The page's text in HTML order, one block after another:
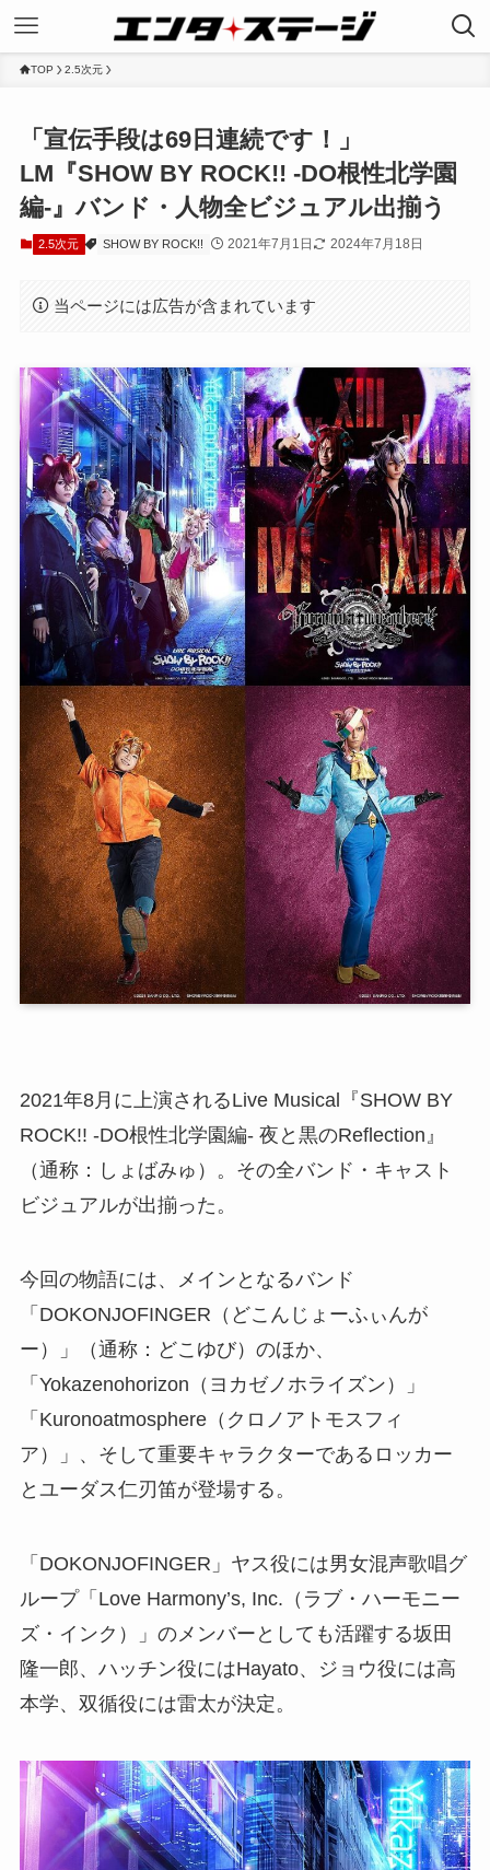
TOP 2.5次元
「宣伝手段は69日連続です！」
LM『SHOW BY ROCK!! -DO根性北学園
編-』バンド・人物全ビジュアル出揃う
2.5次元 SHOW BY ROCK!! 2021年7月1日 2024年7月18日
当ページには広告が含まれています
2021年8月に上演されるLive Musical『SHOW BY
ROCK!! -DO根性北学園編- 夜と黒のReflection』
（通称：しょばみゅ）。その全バンド・キャスト
ビジュアルが出揃った。
今回の物語には、メインとなるバンド
「DOKONJOFINGER（どこんじょーふぃんが
ー）」（通称：どこゆび）のほか、
「Yokazenohorizon（ヨカゼノホライズン）」
「Kuronoatmosphere（クロノアトモスフィ
ア）」、そして重要キャラクターであるロッカー
とユーダス仁刃笛が登場する。
「DOKONJOFINGER」ヤス役には男女混声歌唱グ
ループ「Love Harmony’s, Inc.（ラブ・ハーモニー
ズ・インク）」のメンバーとしても活躍する坂田
隆一郎、ハッチン役にはHayato、ジョウ役には高
本学、双循役には雷太が決定。